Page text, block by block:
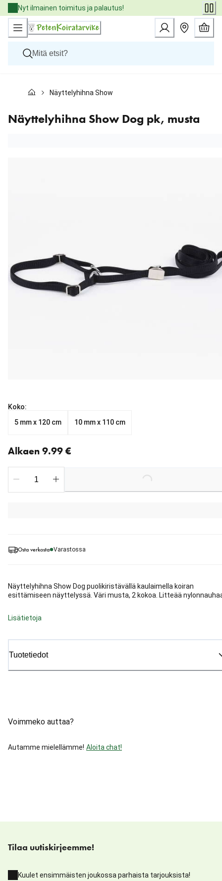
Skip
to
Content
Nyt ilmainen toimitus ja palautus!
Kissat
Eläinlääkäriruoat
Tuotemerkit
Näyttelyhihna Show Dog pk, musta
Näyttelyhihna Show Dog pk, musta
Osta verkosta Varastossa
Näyttelyhihna Show Dog puolikiristävällä kaulaimella koiran
esittämiseen näyttelyssä. Väri musta, 2 kokoa. Litteää
Lisätietoja
Tuotetiedot
Voimmeko auttaa?
Autamme mielellämme! Aloita chat!
Koko:
5 mm x 120 cm
10 mm x 110 cm
Alkaen 9.99 €
Loading...
Tilaa uutiskirjeemme!
Kuulet ensimmäisten joukossa parhaista tarjouksista!